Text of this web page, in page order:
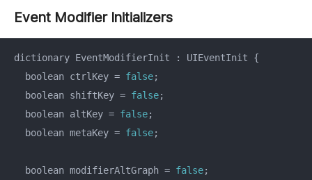
Event Modifier Initializers
dictionary EventModifierInit : UIEventInit {
  boolean ctrlKey =
false;
  boolean shiftKey =
false;
  boolean altKey =
false;
  boolean metaKey =
false;
  boolean modifierAltGraph =
false;